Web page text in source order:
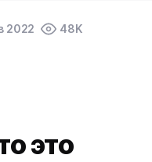
2022 48K
это